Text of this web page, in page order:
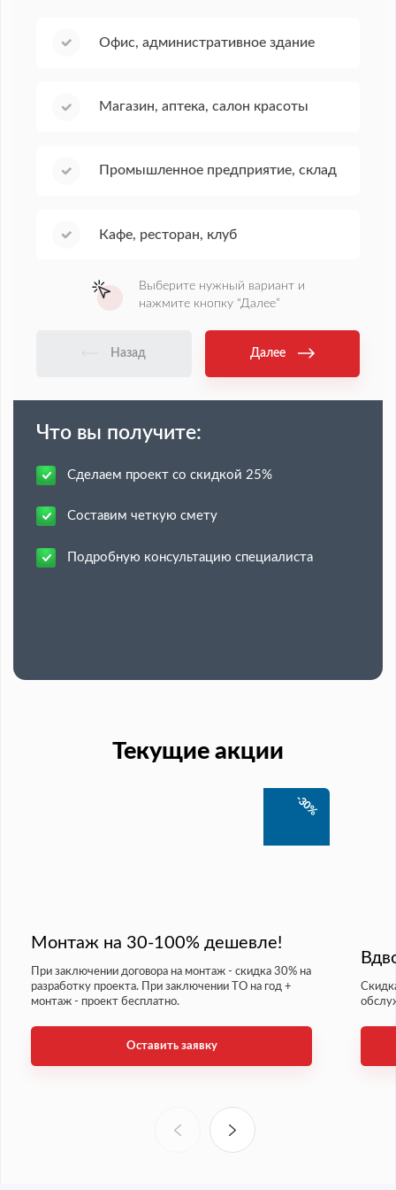
Офис, административное здание
Магазин, аптека, салон красоты
Промышленное предприятие, склад
Кафе, ресторан, клуб
Выберите нужный вариант и
нажмите кнопку “Далее”
Назад Далее
Что вы получите:
Сделаем проект со скидкой 25%
Составим четкую смету
Подробную консультацию специалиста
Текущие акции
-30%
Монтаж на 30-100% дешевле!
При заключении договора на монтаж - скидка 30% на
разработку проекта. При заключении ТО на год +
монтаж - проект бесплатно.
Оставить заявку
Оставте заявку
Ваше имя
Оставить заявку
Политикой конфиденциальности